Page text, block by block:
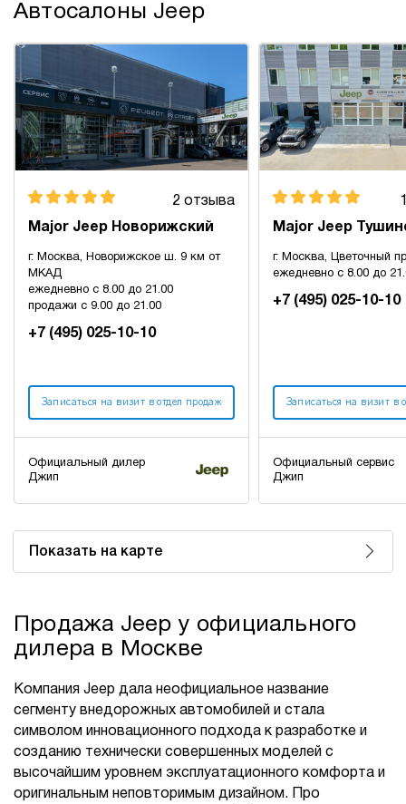
Показать на карте
Автосалоны Jeep
2 отзыва
Major Jeep Новорижский
г. Москва, Новорижское ш. 9 км от
МКАД
ежедневно с 8.00 до 21.00
продажи с 9.00 до 21.00
+7 (495) 025-10-10
Записаться на визит в отдел продаж
Официальный дилер
Джип
Major Jeep
г. Москва, Цветочный
ежедневно с 8.00 до
+7 (495) 025-10-10
Записаться на визит в
Официальный сервис
Джип
Продажа Jeep у официального
дилера в Москве
Компания Jeep дала неофициальное название
сегменту внедорожных автомобилей и стала
символом инновационного подхода к разработке и
созданию технически совершенных моделей с
высочайшим уровнем эксплуатационного комфорта и
оригинальным неповторимым дизайном. Про